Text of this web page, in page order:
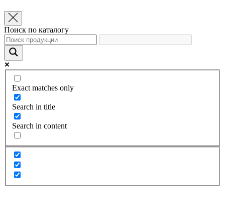
Поиск по каталогу
Exact matches only
Search in title
Search in content